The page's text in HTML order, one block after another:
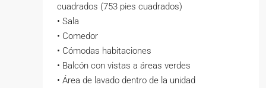
cuadrados (753 pies cuadrados)
• Sala
• Comedor
• Cómodas habitaciones
• Balcón con vistas a áreas verdes
• Área de lavado dentro de la unidad